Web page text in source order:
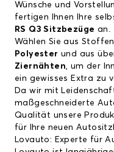
Wünsche und
fertigen Ihnen Ihre
RS Q3 Sitzbezüge an.
Wählen Sie aus
Polyester und aus
Ziernähten, um der
ein gewisses Extra zu
Da wir mit
maßgeschneiderte
Qualität unsere
für Ihre neuen
Lovauto: Experte für